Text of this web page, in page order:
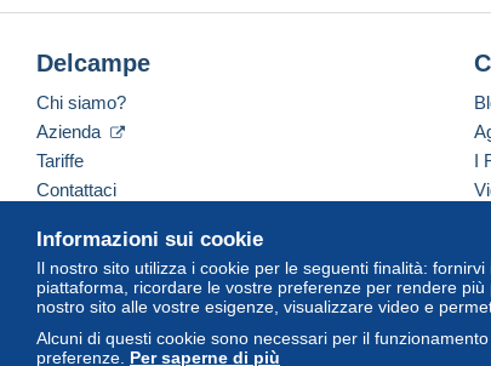
Défaut de la monnaie:
Tranche:
Informazioni sui cookie
Il nostro sito utilizza i cookie per le seguenti finalità:
piattaforma, ricordare le vostre preferenze per rendere
nostro sito alle vostre esigenze, visualizzare video e
Alcuni di questi cookie sono necessari per il
preferenze. Per saperne di più
Delcampe
Chi siamo?
Azienda
Tariffe
Contattaci
I
Italiano USD America/Indiana/Vevay
© Delcampe International Srl. Tutti i diritti riservati.